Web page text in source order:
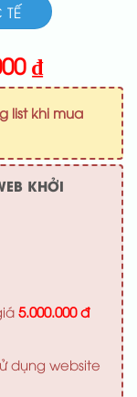
TẾ
₫.
₫Giá
hiện
tại
700,000
list khi mua
KHỞI
5.000.000 đ
dụng website